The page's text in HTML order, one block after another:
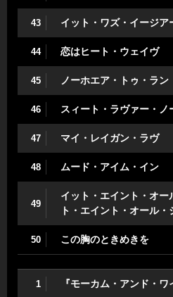
43 イット・ワズ・イージ
44 恋はヒート・ウェイヴ
45 ノーホエア・トゥ・ラン
46 スィート・ラヴァー・ノ
47 マイ・レイガン・ラヴ
48 ムード・アイム・イン
49
イット・エイント・オ
ト・エイント・オール・
50 この胸のときめきを
1 『モーカム・アンド・ワ